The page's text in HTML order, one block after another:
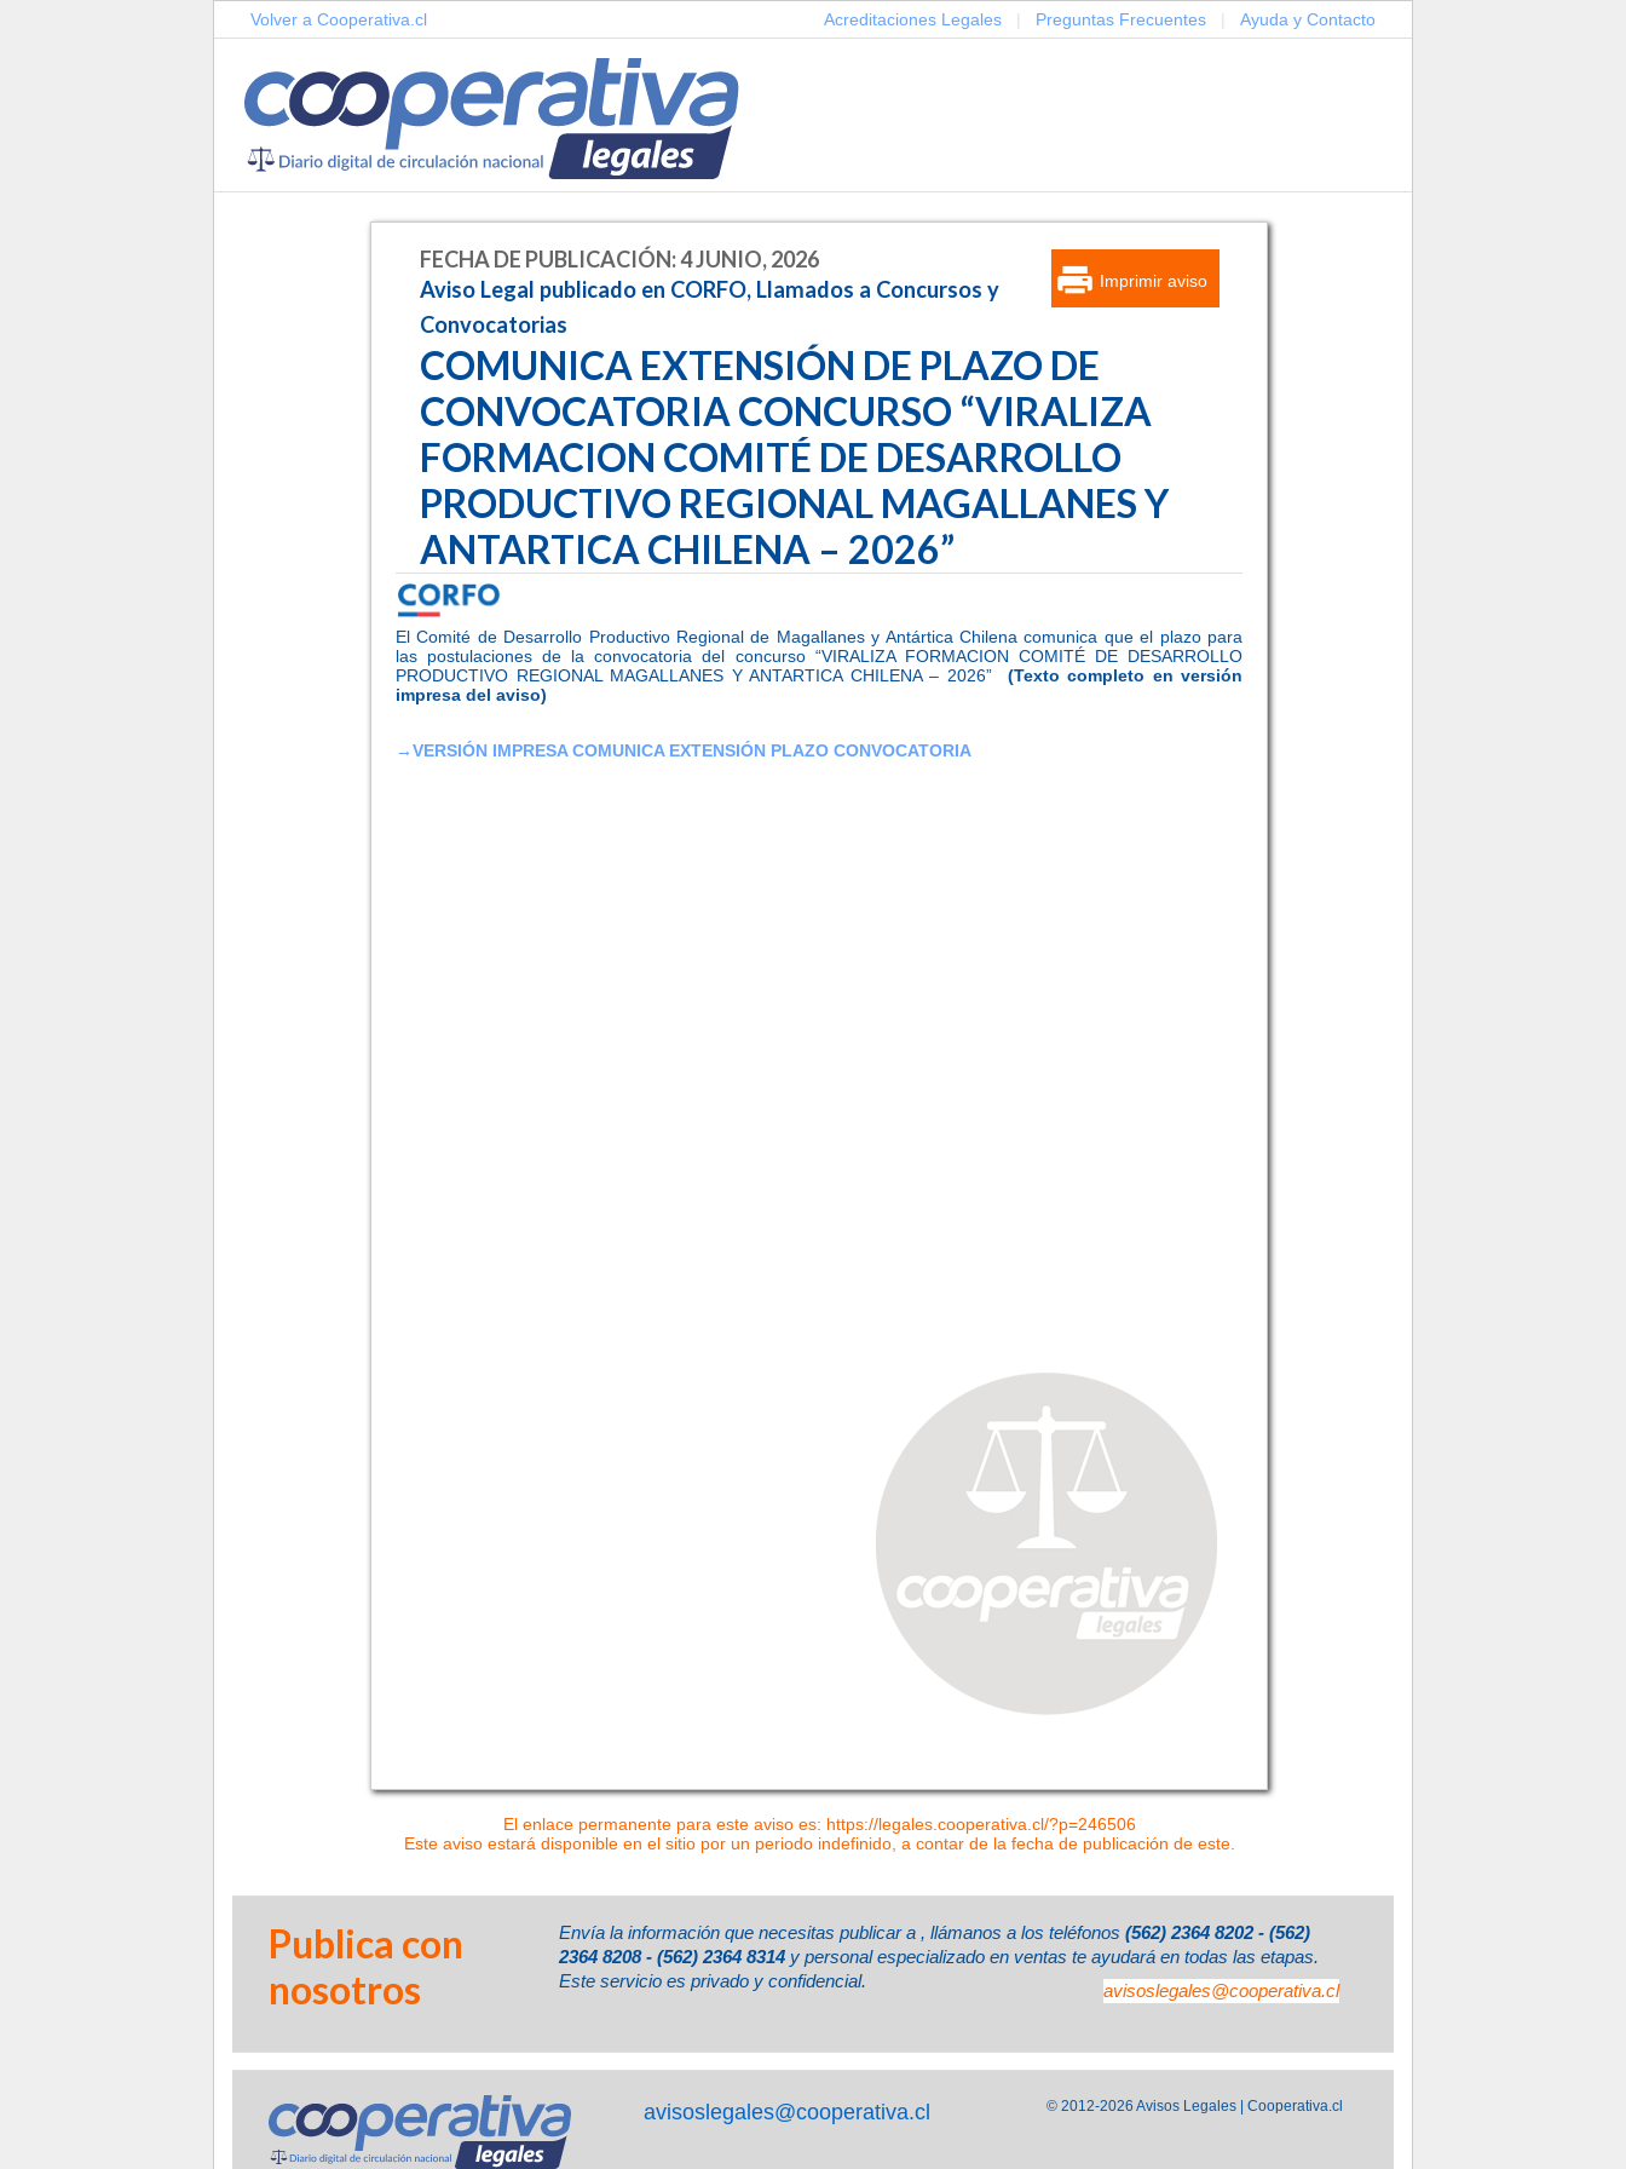
Volver a Cooperativa.cl Acreditaciones Legales Preguntas Frecuentes Ayuda y Contacto
Imprimir aviso
FECHA DE PUBLICACIÓN: 4 JUNIO, 2026
Aviso Legal publicado en CORFO, Llamados a Concursos y
Convocatorias
COMUNICA EXTENSIÓN DE PLAZO DE
CONVOCATORIA CONCURSO “VIRALIZA
FORMACION COMITÉ DE DESARROLLO
PRODUCTIVO REGIONAL MAGALLANES Y
ANTARTICA CHILENA – 2026”
El Comité de Desarrollo Productivo Regional de Magallanes y Antártica Chilena comunica que el plazo para
las postulaciones de la convocatoria del concurso “VIRALIZA FORMACION COMITÉ DE DESARROLLO
PRODUCTIVO REGIONAL MAGALLANES Y ANTARTICA CHILENA – 2026” (Texto completo en versión
impresa del aviso)
→VERSIÓN IMPRESA COMUNICA EXTENSIÓN PLAZO CONVOCATORIA
El enlace permanente para este aviso es: https://legales.cooperativa.cl/?p=246506
Este aviso estará disponible en el sitio por un periodo indefinido, a contar de la fecha de publicación de este.
Publica con
nosotros
Envía la información que necesitas publicar a
avisoslegales@cooperativa.cl
, llámanos a los teléfonos (562) 2364 8202 - (562)
2364 8208 - (562) 2364 8314 y personal especializado en ventas te ayudará en todas las etapas.
Este servicio es privado y confidencial.
avisoslegales@cooperativa.cl © 2012-2026 Avisos Legales | Cooperativa.cl